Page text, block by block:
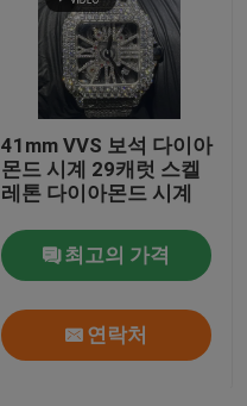
41mm VVS 보석 다이아
몬드 시계 29캐럿 스켈
레톤 다이아몬드 시계
최고의 가격
연락처